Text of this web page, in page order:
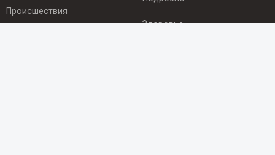
Происшествия
Здоровье